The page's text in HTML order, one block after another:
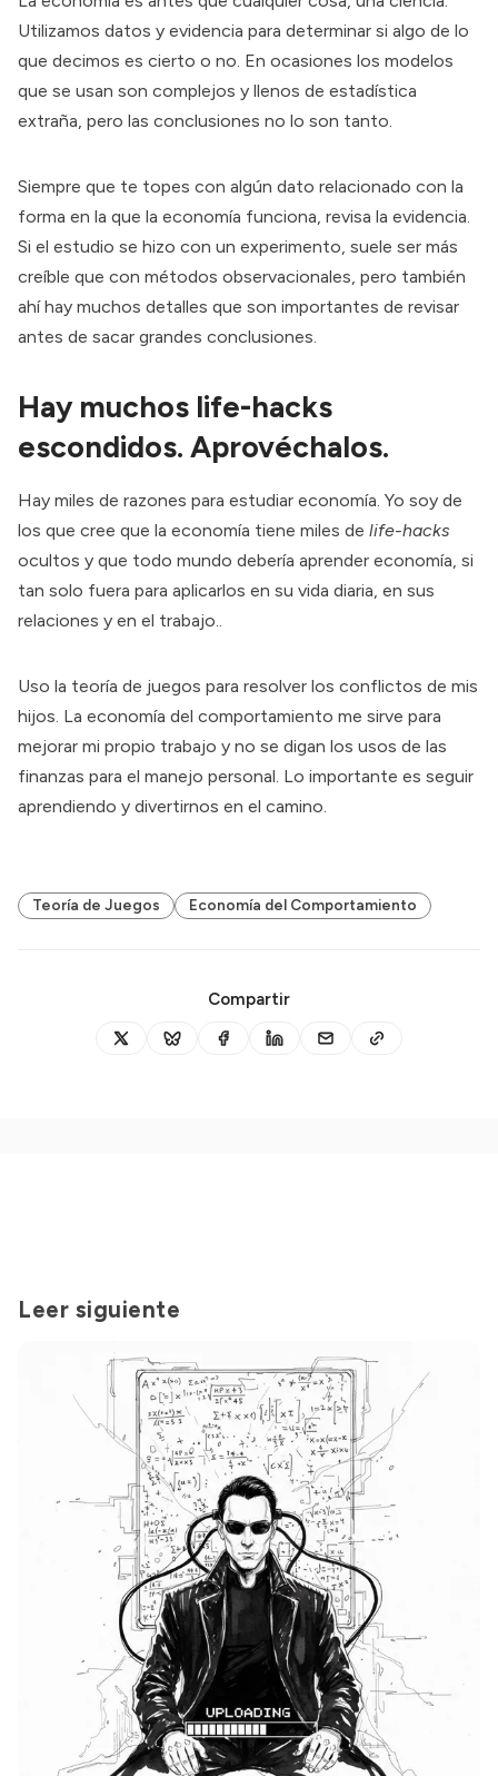
Utilizamos datos y evidencia para determinar si algo de lo
que decimos es cierto o no. En ocasiones los modelos
que se usan son complejos y llenos de estadística
extraña, pero las conclusiones no lo son tanto.
Siempre que te topes con algún dato relacionado con la
forma en la que la economía funciona, revisa la evidencia.
Si el estudio se hizo con un experimento, suele ser más
creíble que con métodos observacionales, pero también
ahí hay muchos detalles que son importantes de revisar
antes de sacar grandes conclusiones.
Hay muchos life-hacks
escondidos. Aprovéchalos.
Hay miles de razones para estudiar economía. Yo soy de
los que cree que la economía tiene miles de life-hacks
ocultos y que todo mundo debería aprender economía, si
tan solo fuera para aplicarlos en su vida diaria, en sus
relaciones y en el trabajo..
Uso la teoría de juegos para resolver los conflictos de mis
hijos. La economía del comportamiento me sirve para
mejorar mi propio trabajo y no se digan los usos de las
finanzas para el manejo personal. Lo importante es seguir
aprendiendo y divertirnos en el camino.
Teoría de Juegos Economía del Comportamiento
Compartir
Leer siguiente